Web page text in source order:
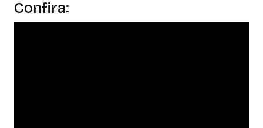
Confira: